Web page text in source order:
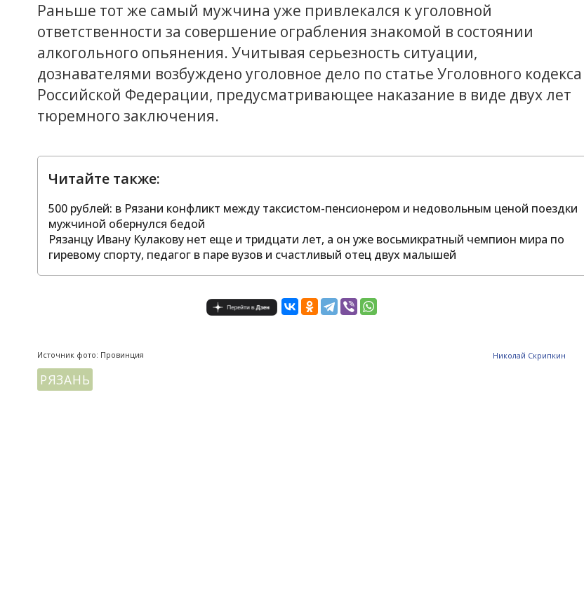
Раньше тот же самый мужчина уже привлекался к уголовной
ответственности за совершение ограбления знакомой в состоянии
алкогольного опьянения. Учитывая серьезность ситуации,
дознавателями возбуждено уголовное дело по статье Уголовного кодекса
Российской Федерации, предусматривающее наказание в виде двух лет
тюремного заключения.
Читайте также:
500 рублей: в Рязани конфликт между таксистом-пенсионером и недовольным ценой поездки
мужчиной обернулся бедой
Рязанцу Ивану Кулакову нет еще и тридцати лет, а он уже восьмикратный чемпион мира по
гиревому спорту, педагог в паре вузов и счастливый отец двух малышей
Источник фото: Провинция Николай Скрипкин
РЯЗАНЬ